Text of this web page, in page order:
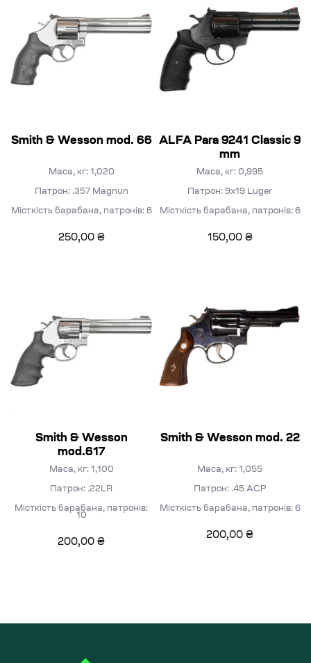
Smith & Wesson mod. 66
Маса, кг: 1,020
Патрон: .357 Magnun
Місткість барабана, патронів: 6
250,00 ₴
ALFA Para 9241 Classic 9
mm
Маса, кг: 0,995
Патрон: 9х19 Luger
Місткість барабана, патронів: 6
150,00 ₴
Smith & Wesson
mod.617
Маса, кг: 1,100
Патрон: .22LR
Місткість барабана, патронів:
10
200,00 ₴
Smith & Wesson mod. 22
Маса, кг: 1,055
Патрон: .45 АСР
Місткість барабана, патронів: 6
200,00 ₴